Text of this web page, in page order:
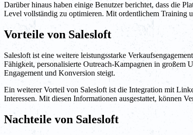
Darüber hinaus haben einige Benutzer berichtet, dass die
Level vollständig zu optimieren. Mit ordentlichem Training
Vorteile von Salesloft
Salesloft ist eine weitere leistungsstarke
Fähigkeit, personalisierte Outreach-Kampagnen in großem
Engagement und Konversion steigt.
Ein weiterer Vorteil von Salesloft ist die Integration mit
Interessen. Mit diesen Informationen ausgestattet, können
Nachteile von Salesloft